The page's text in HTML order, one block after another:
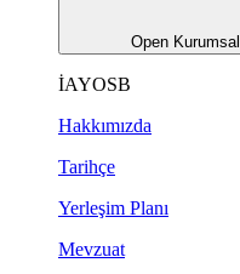
Open Kurumsal
İAYOSB
Hakkımızda
Tarihçe
Yerleşim Planı
Mevzuat